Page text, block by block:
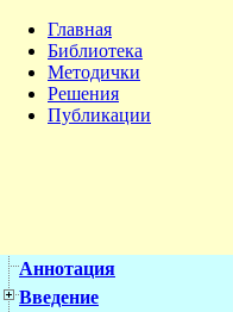
Главная
Библиотека
Методички
Решения
Публикации
Аннотация
Введение